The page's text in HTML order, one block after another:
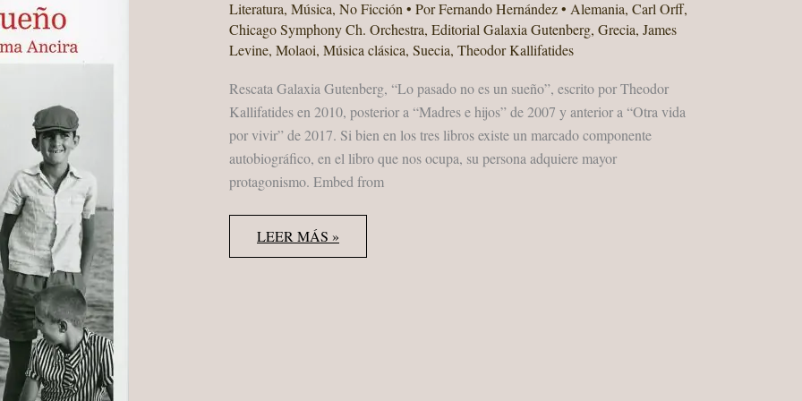
Literatura, Música, No Ficción • PorFernando Hernández• Alemania, Carl Orff,
Chicago Symphony Ch. Orchestra, Editorial Galaxia Gutenberg, Grecia, James
Levine, Molaoi, Música clásica, Suecia, Theodor Kallifatides
Rescata Galaxia Gutenberg, “Lo pasado no es un sueño”, escrito por Theodor
Kallifatides en 2010, posterior a “Madres e hijos” de 2007 y anterior a “Otra vida
por vivir” de 2017. Si bien en los tres libros existe un marcado componente
autobiográfico, en el libro que nos ocupa, su persona adquiere mayor
protagonismo. Embed from
THEODOR
KALLIFATIDES
“LO
LEER MÁS »